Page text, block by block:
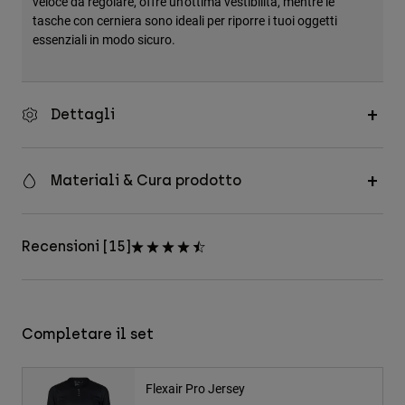
tasche con cerniera sono ideali per riporre i tuoi oggetti
essenziali in modo sicuro.
Dettagli
Materiali & Cura prodotto
Recensioni [15]
Completare il set
Flexair Pro Jersey